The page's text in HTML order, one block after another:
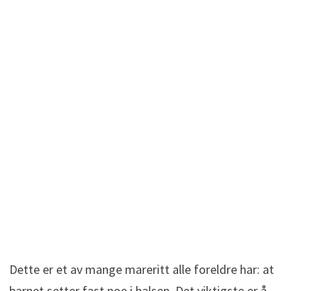
Dette er et av mange mareritt alle foreldre har: at